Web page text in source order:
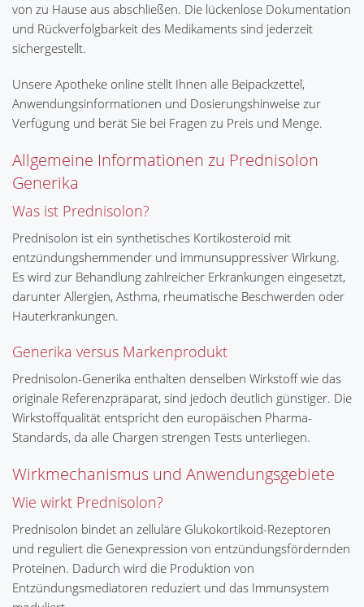
von zu Hause aus abschließen. Die lückenlose Dokumentation
und Rückverfolgbarkeit des Medikaments sind jederzeit
sichergestellt.
Unsere Apotheke online stellt Ihnen alle Beipackzettel,
Anwendungsinformationen und Dosierungshinweise zur
Verfügung und berät Sie bei Fragen zu Preis und Menge.
Allgemeine Informationen zu Prednisolon
Generika
Was ist Prednisolon?
Prednisolon ist ein synthetisches Kortikosteroid mit
entzündungshemmender und immunsuppressiver Wirkung.
Es wird zur Behandlung zahlreicher Erkrankungen eingesetzt,
darunter Allergien, Asthma, rheumatische Beschwerden oder
Hauterkrankungen.
Generika versus Markenprodukt
Prednisolon-Generika enthalten denselben Wirkstoff wie das
originale Referenzpräparat, sind jedoch deutlich günstiger. Die
Wirkstoffqualität entspricht den europäischen Pharma-
Standards, da alle Chargen strengen Tests unterliegen.
Wirkmechanismus und Anwendungsgebiete
Wie wirkt Prednisolon?
Prednisolon bindet an zelluläre Glukokortikoid-Rezeptoren
und reguliert die Genexpression von entzündungsfördernden
Proteinen. Dadurch wird die Produktion von
Entzündungsmediatoren reduziert und das Immunsystem